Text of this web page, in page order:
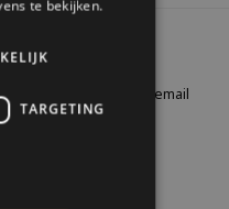
en aanbiedingen via email
te bekijken.
TARGETING